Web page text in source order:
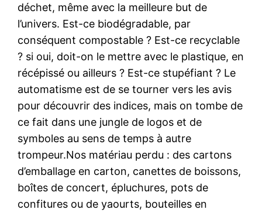
déchet, même avec la meilleure but de
l’univers. Est-ce biodégradable, par
conséquent compostable ? Est-ce recyclable
? si oui, doit-on le mettre avec le plastique, en
récépissé ou ailleurs ? Est-ce stupéfiant ? Le
automatisme est de se tourner vers les avis
pour découvrir des indices, mais on tombe de
ce fait dans une jungle de logos et de
symboles au sens de temps à autre
trompeur.Nos matériau perdu : des cartons
d’emballage en carton, canettes de boissons,
boîtes de concert, épluchures, pots de
confitures ou de yaourts, bouteilles en